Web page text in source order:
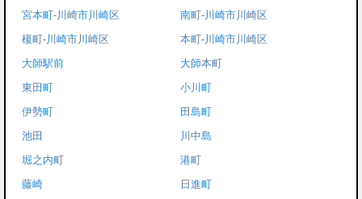
宮本町-川崎市川崎区
南町-川崎市川崎区
榎町-川崎市川崎区
本町-川崎市川崎区
大師駅前
大師本町
東田町
小川町
伊勢町
田島町
池田
川中島
堀之内町
港町
藤崎
日進町